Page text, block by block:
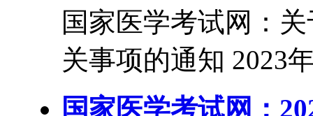
国家医学考试网：
关事项的通知 2023
国家医学考试网：